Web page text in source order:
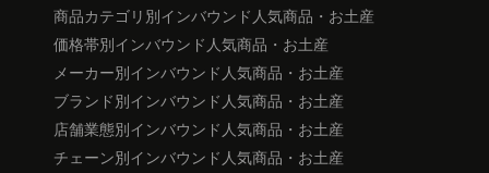
商品カテゴリ別インバウンド人気商品・お土産
価格帯別インバウンド人気商品・お土産
メーカー別インバウンド人気商品・お土産
ブランド別インバウンド人気商品・お土産
店舗業態別インバウンド人気商品・お土産
チェーン別インバウンド人気商品・お土産